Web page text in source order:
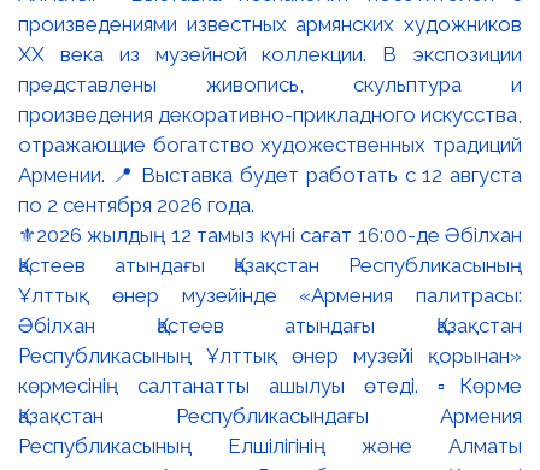
⚜️2026 жылдың 12 тамыз күні сағат 16:00-де Әбілхан
Қастеев атындағы Қазақстан Республикасының
Ұлттық өнер музейінде «Армения палитрасы:
Әбілхан Қастеев атындағы Қазақстан
Республикасының Ұлттық өнер музейі қорынан»
көрмесінің салтанатты ашылуы өтеді. ▫️Көрме
Қазақстан Республикасындағы Армения
Республикасының Елшілігінің және Алматы